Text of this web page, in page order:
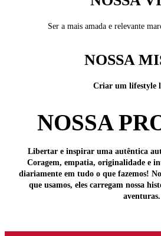
Ser a mais amada e relevante
NOSSA
Criar um lifestyle
NOSSA
Libertar e inspirar uma autêntica
Coragem, empatia, originalidade e
diariamente em tudo o que fazemos!
que usamos, eles carregam nossa
aventuras.